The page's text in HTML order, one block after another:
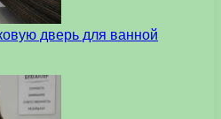
дверь для ванной